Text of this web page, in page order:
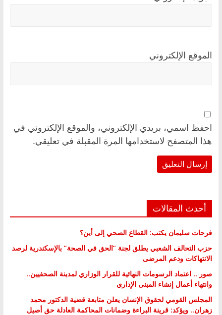
الموقع الإلكتروني
احفظ اسمي، بريدي الإلكتروني، والموقع الإلكتروني في
هذا المتصفح لاستخدامها المرة المقبلة في تعليقي.
أحدث المقالات
فرحات سليمان يكتب: القطاع الصحي إلى أين؟
حزب التحالف الشعبي يطلق لجنة “الحق في الصحة” بالإسكندرية لرصد
الانتهاكات ودعم المرضى
صور .. اعتماد الرسومات النهائية للقرار الوزاري لمدينة الصحفيين..
وانتهاء أعمال إنشاء المبنى الإداري
المجلس القومي لحقوق الإنسان يعلن متابعة قضية الدكتور محمد
زهران.. ويؤكد: قرينة البراءة وضمانات المحاكمة العادلة حق أصيل